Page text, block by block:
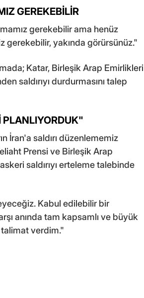
GEREKEBİLİR
gerekebilir ama henüz
gerekebilir, yakında görürsünüz."
Katar, Birleşik Arap Emirlikleri
saldırıyı durdurmasını talep
PLANLIYORDUK"
İran'a saldırı düzenlememiz
Prensi ve Birleşik Arap
saldırıyı erteleme talebinde
Kabul edilebilir bir
anında tam kapsamlı ve büyük
talimat verdim."